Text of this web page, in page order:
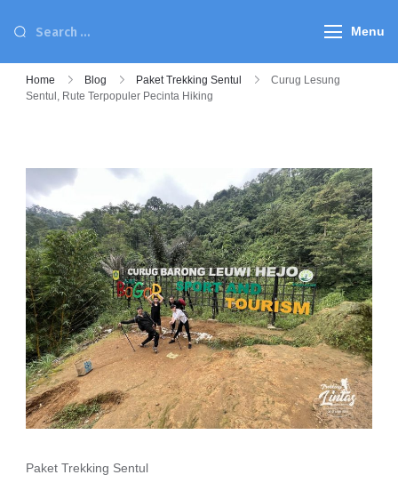
Menu
Home Blog Paket Trekking Sentul
Curug Lesung
Sentul, Rute Terpopuler Pecinta Hiking
Paket Trekking Sentul